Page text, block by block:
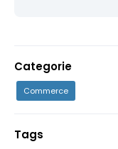
Categorie
Commerce
Tags